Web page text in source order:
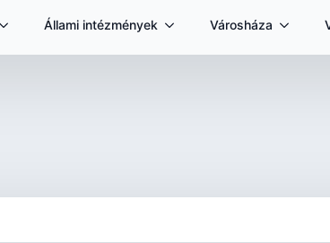
Állami intézmények Városháza